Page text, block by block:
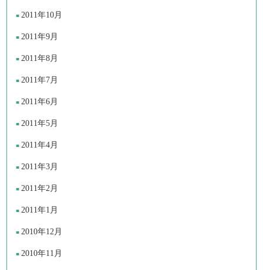
2011年10月
2011年9月
2011年8月
2011年7月
2011年6月
2011年5月
2011年4月
2011年3月
2011年2月
2011年1月
2010年12月
2010年11月